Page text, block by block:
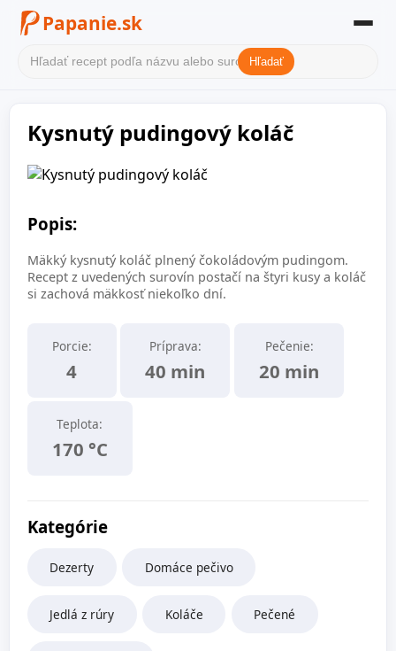
Papanie.sk
Filter receptov
Kategórie
O nás
Kontakt
Hľadať
Kysnutý pudingový koláč
Popis:
Mäkký kysnutý koláč plnený čokoládovým pudingom.
Recept z uvedených surovín postačí na štyri kusy a koláč
si zachová mäkkosť niekoľko dní.
Porcie:
4
Príprava:
40 min
Pečenie:
20 min
Teplota:
170 °C
Kategórie
Dezerty Domáce pečivo
Jedlá z rúry Koláče Pečené